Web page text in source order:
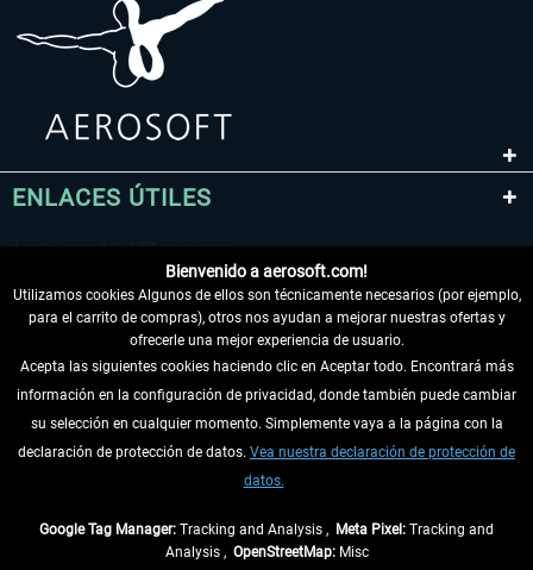
ENLACES ÚTILES
DESISTIR DEL CONTRATO
INFORMACIÓN
Bienvenido a aerosoft.com!
Utilizamos cookies Algunos de ellos son técnicamente necesarios (por ejemplo,
para el carrito de compras), otros nos ayudan a mejorar nuestras ofertas y
ofrecerle una mejor experiencia de usuario.
Acepta las siguientes cookies haciendo clic en Aceptar todo. Encontrará más
información en la configuración de privacidad, donde también puede cambiar
su selección en cualquier momento. Simplemente vaya a la página con la
declaración de protección de datos. Vea nuestra declaración de protección de
datos.
Google Tag Manager: Tracking and Analysis , Meta Pixel: Tracking and
Analysis , OpenStreetMap:Misc